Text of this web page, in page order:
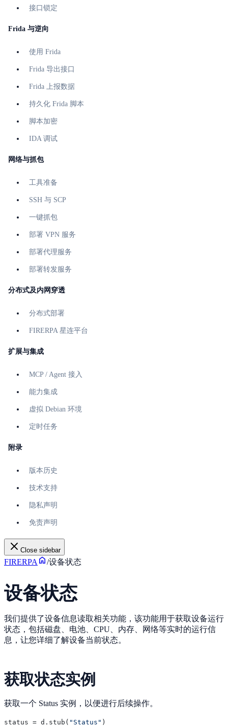
接口锁定
Frida 与逆向
使用 Frida
Frida 导出接口
Frida 上报数据
持久化 Frida 脚本
脚本加密
IDA 调试
网络与抓包
工具准备
SSH 与 SCP
一键抓包
部署 VPN 服务
部署代理服务
部署转发服务
分布式及内网穿透
分布式部署
FIRERPA 星连平台
扩展与集成
MCP / Agent 接入
能力集成
虚拟 Debian 环境
定时任务
附录
版本历史
技术支持
隐私声明
免责声明
Close sidebar
FIRERPA /设备状态
设备状态
我们提供了设备信息读取相关功能，该功能用于获取设备运行
状态，包括磁盘、电池、CPU、内存、网络等实时的运行信
息，让您详细了解设备当前状态。
获取状态实例
获取一个 Status 实例，以便进行后续操作。
status = d.stub( "Status"